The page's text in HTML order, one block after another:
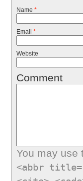
Name *
Email *
Website
Comment
You may use
<abbr